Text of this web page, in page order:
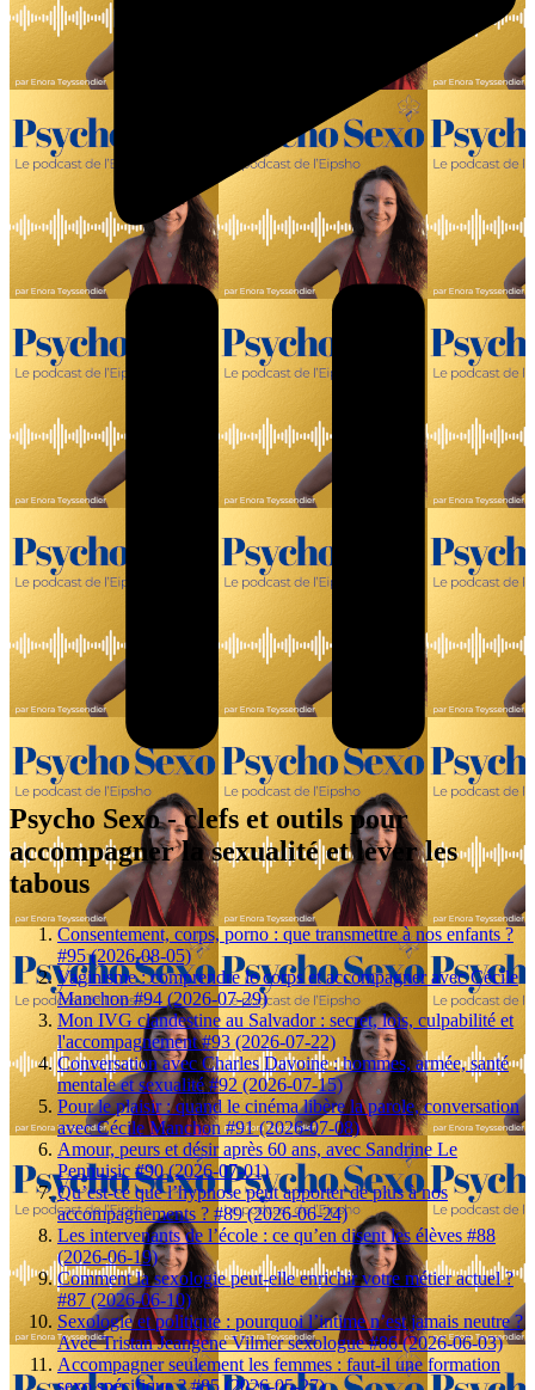
Psycho Sexo - clefs et outils pour
accompagner la sexualité et lever les
tabous
Consentement, corps, porno : que transmettre à nos enfants ?
#95 (2026-08-05)
Vaginisme : comprendre le corps et accompagner avec Cécile
Manchon #94 (2026-07-29)
Mon IVG clandestine au Salvador : secret, lois, culpabilité et
l'accompagnement #93 (2026-07-22)
Conversation avec Charles Davoine : hommes, armée, santé
mentale et sexualité #92 (2026-07-15)
Pour le plaisir : quand le cinéma libère la parole, conversation
avec Cécile Manchon #91 (2026-07-08)
Amour, peurs et désir après 60 ans, avec Sandrine Le
Pennuisic #90 (2026-07-01)
Qu’est-ce que l’hypnose peut apporter de plus à nos
accompagnements ? #89 (2026-06-24)
Les intervenants de l’école : ce qu’en disent les élèves #88
(2026-06-19)
Comment la sexologie peut-elle enrichir votre métier actuel ?
#87 (2026-06-10)
Sexologie et politique : pourquoi l’intime n’est jamais neutre ?
Avec Tristan Jeangene Vilmer sexologue #86 (2026-06-03)
Accompagner seulement les femmes : faut-il une formation
sexo spécifique ? #85 (2026-05-27)